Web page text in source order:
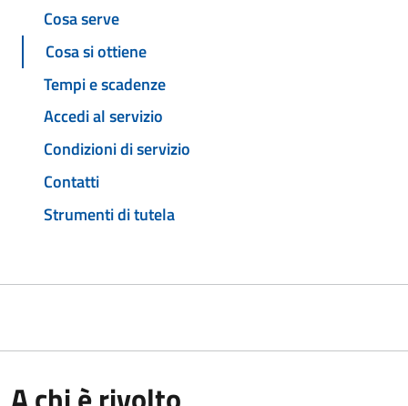
Cosa serve
Cosa si ottiene
Tempi e scadenze
Accedi al servizio
Condizioni di servizio
Contatti
Strumenti di tutela